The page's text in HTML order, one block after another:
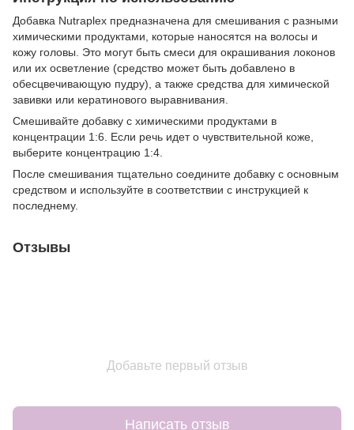
Добавка Nutraplex предназначена для смешивания с разными
химическими продуктами, которые наносятся на волосы и
кожу головы. Это могут быть смеси для окрашивания локонов
или их осветление (средство может быть добавлено в
обесцвечивающую пудру), а также средства для химической
завивки или кератинового выравнивания.
Смешивайте добавку с химическими продуктами в
концентрации 1:6. Если речь идет о чувствительной коже,
выберите концентрацию 1:4.
После смешивания тщательно соедините добавку с основным
средством и используйте в соответствии с инструкцией к
последнему.
Отзывы
Добавьте первый отзыв
Написать отзыв